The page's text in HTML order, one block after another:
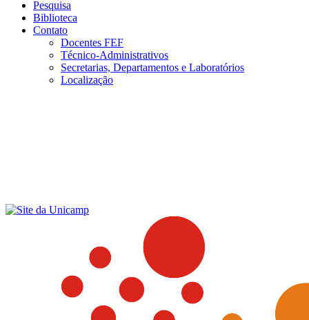
Pesquisa
Biblioteca
Contato
Docentes FEF
Técnico-Administrativos
Secretarias, Departamentos e Laboratórios
Localização